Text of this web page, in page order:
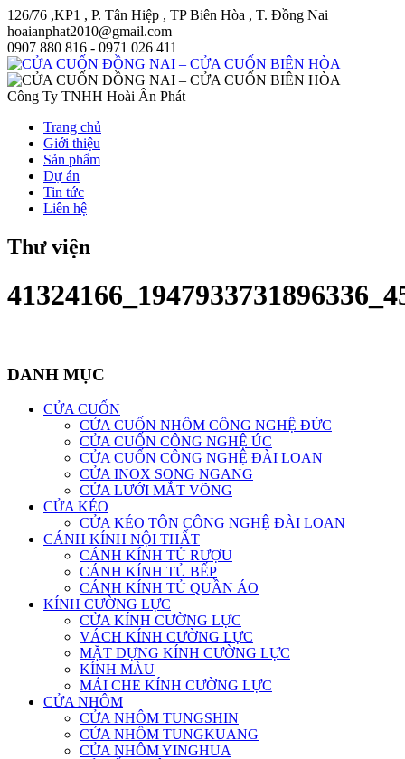
126/76 ,KP1 , P. Tân Hiệp , TP Biên Hòa , T. Đồng Nai
hoaianphat2010@gmail.com
0907 880 816 - 0971 026 411
Công Ty TNHH Hoài Ân Phát
Trang chủ
Giới thiệu
Sản phẩm
Dự án
Tin tức
Liên hệ
Thư viện
DANH MỤC
CỬA CUỐN
CỬA CUỐN NHÔM CÔNG NGHỆ ĐỨC
CỬA CUỐN CÔNG NGHỆ ÚC
CỬA CUỐN CÔNG NGHỆ ĐÀI LOAN
CỬA INOX SONG NGANG
CỬA LƯỚI MẮT VÕNG
CỬA KÉO
CỬA KÉO TÔN CÔNG NGHỆ ĐÀI LOAN
CÁNH KÍNH NỘI THẤT
CÁNH KÍNH TỦ RƯỢU
CÁNH KÍNH TỦ BẾP
CÁNH KÍNH TỦ QUẦN ÁO
KÍNH CƯỜNG LỰC
CỬA KÍNH CƯỜNG LỰC
VÁCH KÍNH CƯỜNG LỰC
MẶT DỰNG KÍNH CƯỜNG LỰC
KÍNH MÀU
MÁI CHE KÍNH CƯỜNG LỰC
CỬA NHÔM
CỬA NHÔM TUNGSHIN
CỬA NHÔM TUNGKUANG
CỬA NHÔM YINGHUA